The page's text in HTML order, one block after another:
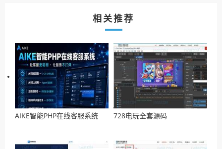
相关推荐
AIKE智能PHP在线客服系统 728电玩全套源码